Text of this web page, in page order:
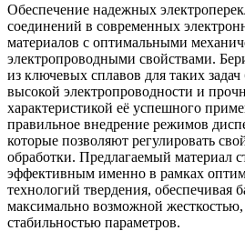
Обеспечение надежных
соединений в современных
материалов с оптимальными
электропроводными свойствами.
из ключевых сплавов для таких
высокой электропроводности и
характеристикой её успешного
правильное внедрение режимов
которые позволяют регулировать
обработки. Предлагаемый материал
эффективным именно в рамках
технологий твердения, обеспечивая
максимально возможной
стабильностью параметров.